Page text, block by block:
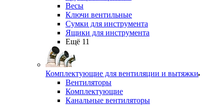
Весы
Ключи вентильные
Сумки для инструмента
Ящики для инструмента
Ещё 11
Комплектующие для вентиляции и вытяжки
Вентиляторы
Комплектующие
Канальные вентиляторы